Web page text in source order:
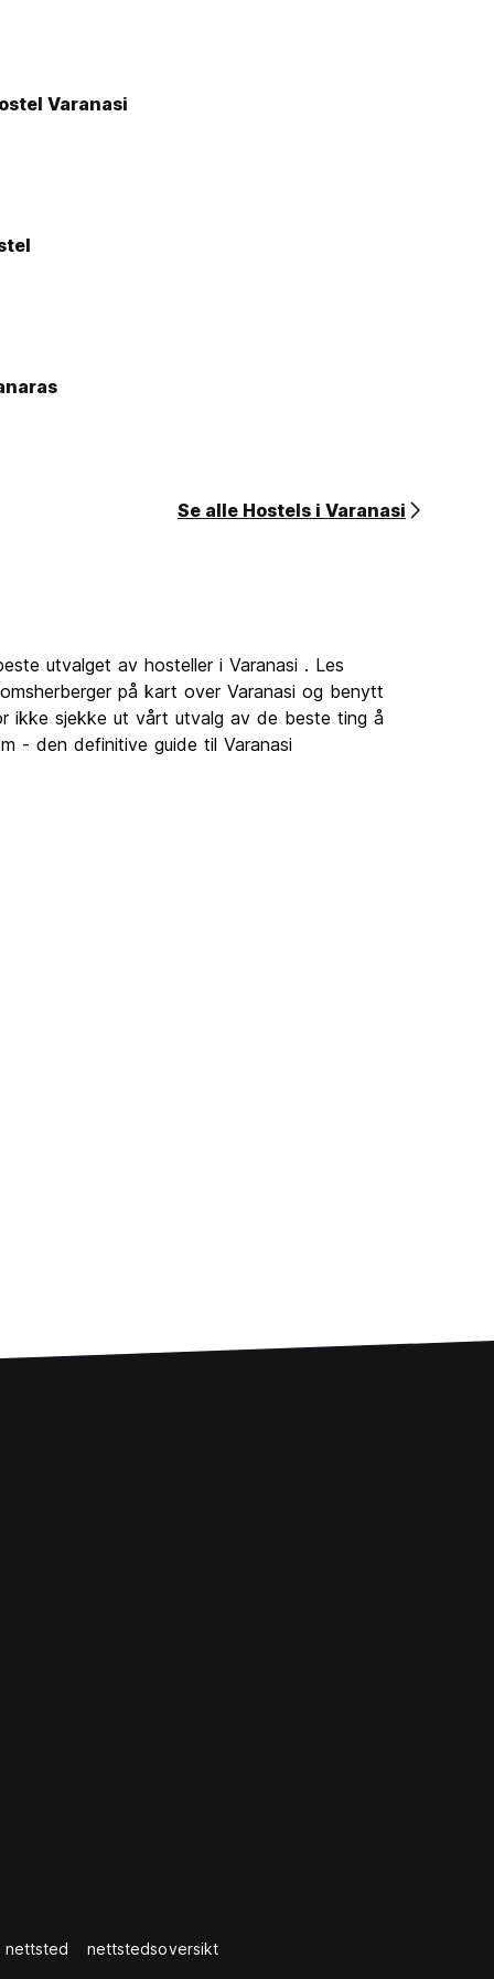
Varanasi
Se alle Hostels i Varanasi
utvalget av hosteller i Varanasi . Les
på kart over Varanasi og benytt
ikke sjekke ut vårt utvalg av de beste ting å
- den definitive guide til Varanasi
nettsted nettstedsoversikt